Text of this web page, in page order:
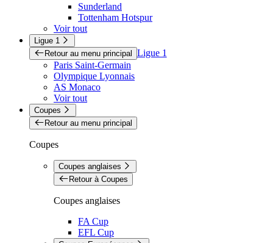
Sunderland
Tottenham Hotspur
Voir tout
Ligue 1
Retour au menu principal Ligue 1
Paris Saint-Germain
Olympique Lyonnais
AS Monaco
Voir tout
Coupes
Retour au menu principal
Coupes
Coupes anglaises
Retour à Coupes
Coupes anglaises
FA Cup
EFL Cup